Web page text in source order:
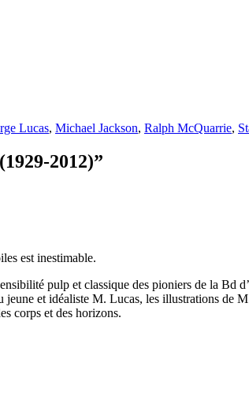
Lucas, Michael Jackson, Ralph McQuarrie,
2012)”
est inestimable.
pulp et classique des pioniers de la
et idéaliste M. Lucas, les illustrations de
corps et des horizons.